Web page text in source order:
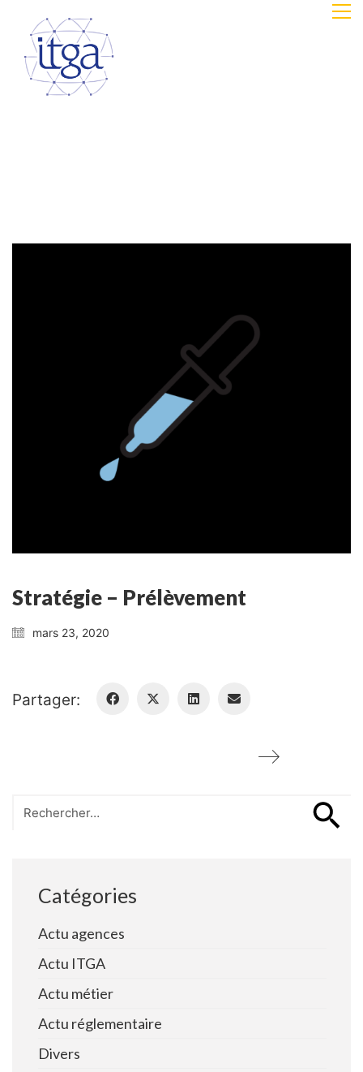
Stratégie – Prélèvement
mars 23, 2020
Partager:
for:
Catégories
Actu agences
Actu ITGA
Actu métier
Actu réglementaire
Divers